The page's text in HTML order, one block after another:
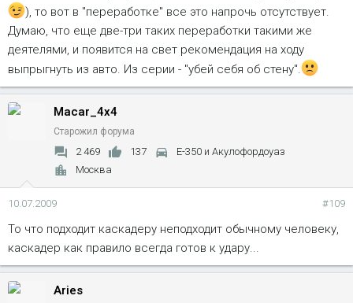
), то вот в "переработке" все это напрочь отсутствует.
Думаю, что еще две-три таких переработки такими же
деятелями, и появится на свет рекомендация на ходу
выпрыгнуть из авто. Из серии - "убей себя об стену".
Macar_4x4
Старожил форума
2 469 137
Е-350 и Акулофордоуаз
Москва
10.07.2009 #109
То что подходит каскадеру неподходит обычному человеку,
каскадер как правило всегда готов к удару...
Aries